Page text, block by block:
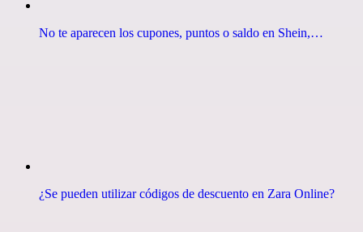
No te aparecen los cupones, puntos o saldo en Shein,…
¿Se pueden utilizar códigos de descuento en Zara Online?